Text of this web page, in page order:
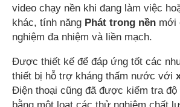
video chạy nền khi đang làm việc
khác, tính năng Phát trong nền mới
nghiệm đa nhiệm và liền mạch.
Được thiết kế để đáp ứng tốt các
thiết bị hỗ trợ kháng thấm nước với
Điện thoại cũng đã được kiểm tra